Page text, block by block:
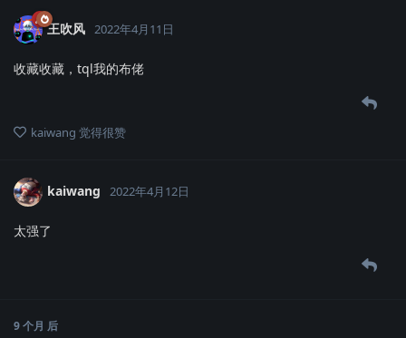
王吹风 2022年4月11日
收藏收藏，tql我的布佬
kaiwang 觉得很赞
kaiwang 2022年4月12日
太强了
9 个月 后